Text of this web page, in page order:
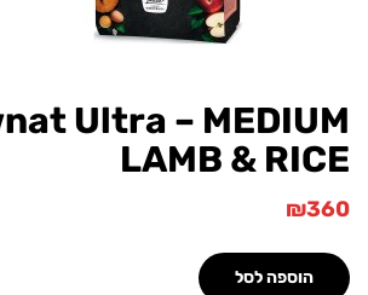
Ownat Ultra –
LAMB &
₪
הוספה לסל